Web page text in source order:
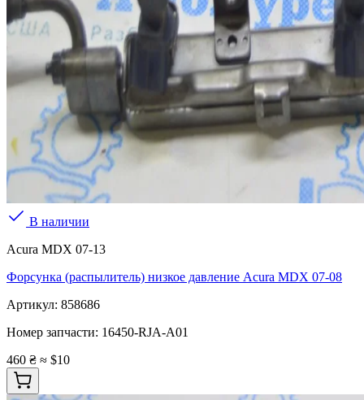
В наличии
Acura MDX 07-13
Форсунка (распылитель) низкое давление Acura MDX 07-08
Артикул: 858686
Номер запчасти: 16450-RJA-A01
460 ₴ ≈ $10